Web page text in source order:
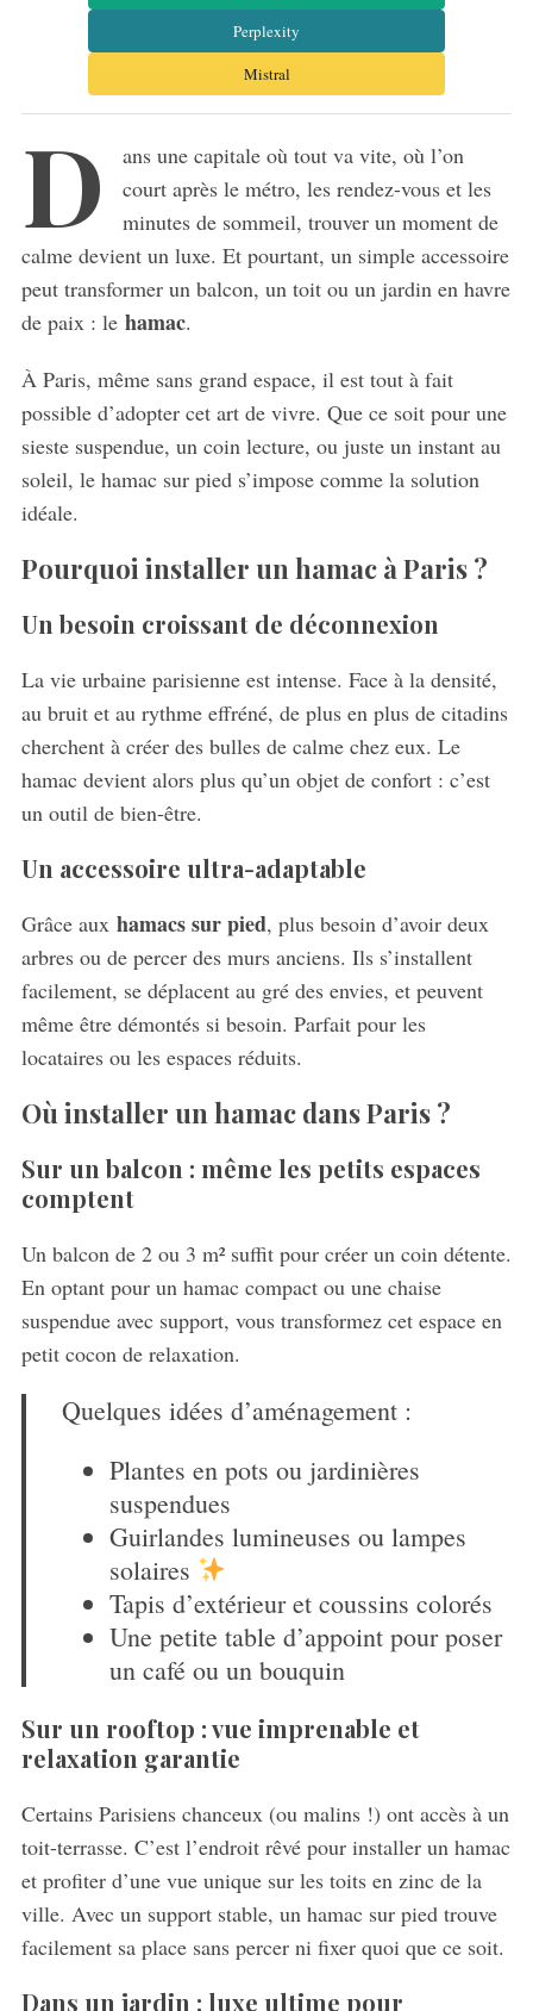
Perplexity
Mistral
D
ans une capitale où tout va vite, où l’on
court après le métro, les rendez-vous et les
minutes de sommeil, trouver un moment de
calme devient un luxe. Et pourtant, un simple accessoire
peut transformer un balcon, un toit ou un jardin en havre
de paix : le hamac.
À Paris, même sans grand espace, il est tout à fait
possible d’adopter cet art de vivre. Que ce soit pour une
sieste suspendue, un coin lecture, ou juste un instant au
soleil, le hamac sur pied s’impose comme la solution
idéale.
Pourquoi installer un hamac à Paris ?
Un besoin croissant de déconnexion
La vie urbaine parisienne est intense. Face à la densité,
au bruit et au rythme effréné, de plus en plus de citadins
cherchent à créer des bulles de calme chez eux. Le
hamac devient alors plus qu’un objet de confort : c’est
un outil de bien-être.
Un accessoire ultra-adaptable
Grâce aux hamacs sur pied, plus besoin d’avoir deux
arbres ou de percer des murs anciens. Ils s’installent
facilement, se déplacent au gré des envies, et peuvent
même être démontés si besoin. Parfait pour les
locataires ou les espaces réduits.
Où installer un hamac dans Paris ?
Sur un balcon : même les petits espaces
comptent
Un balcon de 2 ou 3 m² suffit pour créer un coin détente.
En optant pour un hamac compact ou une chaise
suspendue avec support, vous transformez cet espace en
petit cocon de relaxation.
Quelques idées d’aménagement :
Plantes en pots ou jardinières
suspendues
Guirlandes lumineuses ou lampes
solaires
Tapis d’extérieur et coussins colorés
Une petite table d’appoint pour poser
un café ou un bouquin
Sur un rooftop : vue imprenable et
relaxation garantie
Certains Parisiens chanceux (ou malins !) ont accès à un
toit-terrasse. C’est l’endroit rêvé pour installer un hamac
et profiter d’une vue unique sur les toits en zinc de la
ville. Avec un support stable, un hamac sur pied trouve
facilement sa place sans percer ni fixer quoi que ce soit.
Dans un jardin : luxe ultime pour
e
a
f
o
: